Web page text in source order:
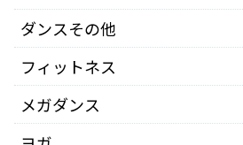
ダンスその他
フィットネス
メガダンス